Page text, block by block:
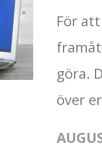
För
göra.
över